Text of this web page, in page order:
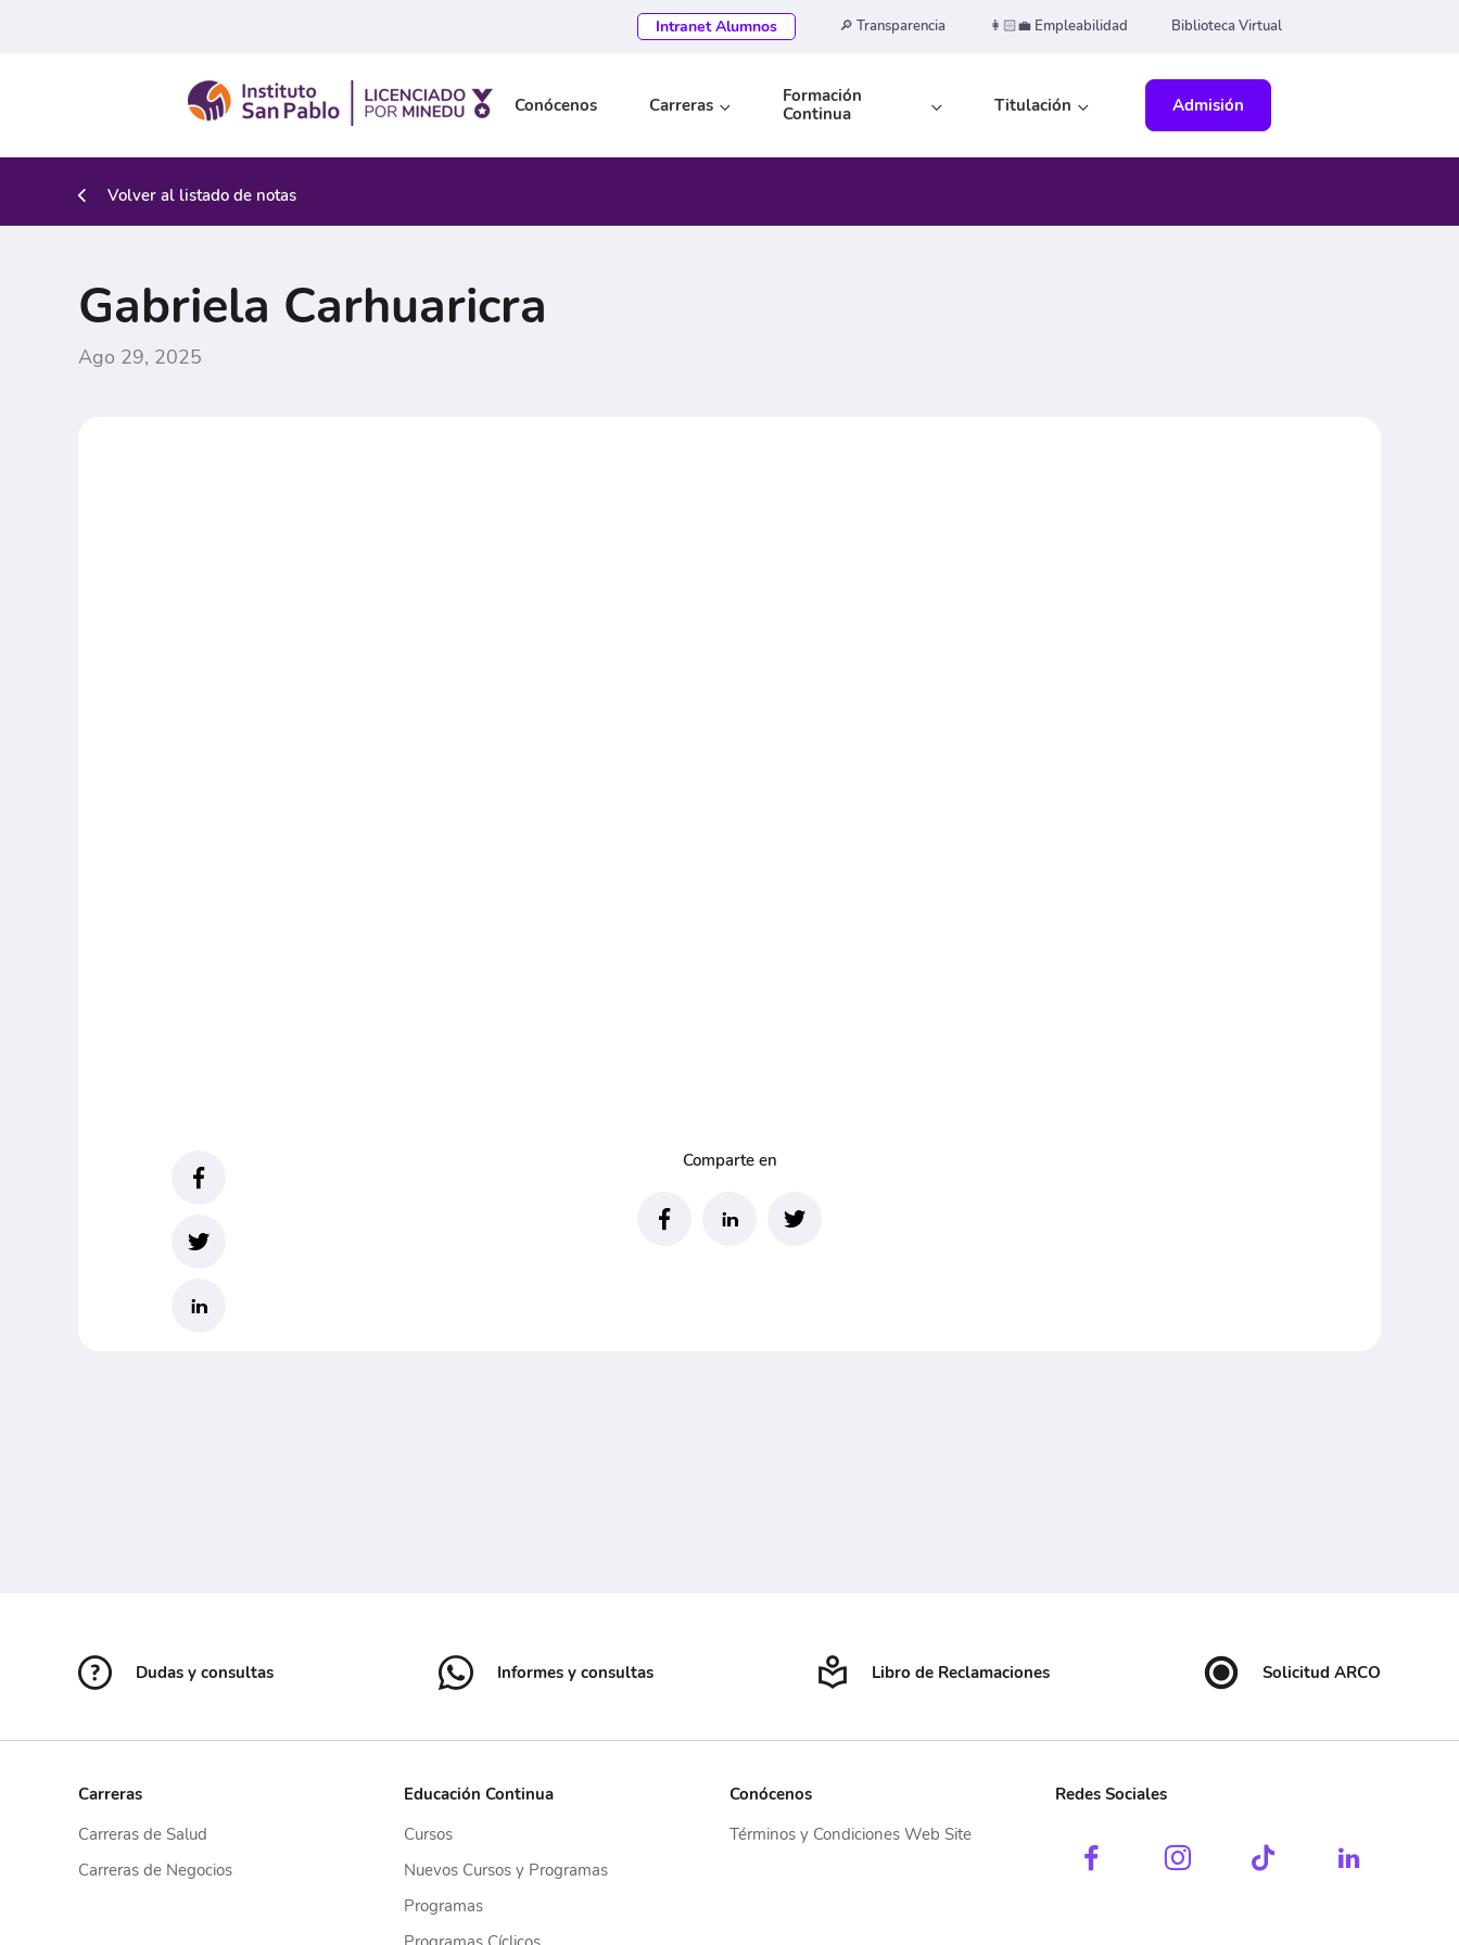
Intranet Alumnos 🔎 Transparencia 👩🏻‍💼 Empleabilidad Biblioteca Virtual
Conócenos Carreras
Formación
Continua
Titulación Admisión
Volver al listado de notas
Gabriela Carhuaricra
Ago 29, 2025
Comparte en
Dudas y consultas Informes y consultas Libro de Reclamaciones Solicitud ARCO
Carreras
Carreras de Salud
Carreras de Negocios
Educación Continua
Cursos
Nuevos Cursos y Programas
Programas
Conócenos
Términos y Condiciones Web Site
Redes Sociales